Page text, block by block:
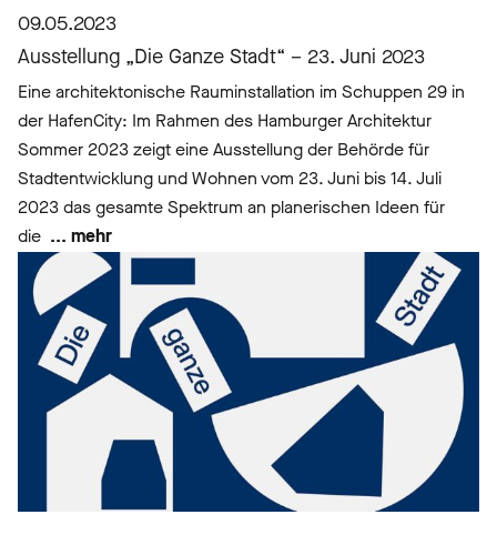
09.05.2023
Ausstellung „Die Ganze Stadt“ – 23. Juni 2023
Eine architektonische Rauminstallation im Schuppen 29 in
der HafenCity: Im Rahmen des Hamburger Architektur
Sommer 2023 zeigt eine Ausstellung der Behörde für
Stadtentwicklung und Wohnen vom 23. Juni bis 14. Juli
2023 das gesamte Spektrum an planerischen Ideen für
die ... mehr